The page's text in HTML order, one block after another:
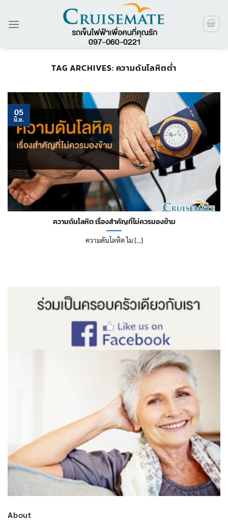
TAG ARCHIVES: ความดันโลหิตต่ำ
ความดันโลหิต เรื่องสำคัญที่ไม่ควรมองข้าม
ความดันโลหิต ไม [...]
05
มิ.ย.
About